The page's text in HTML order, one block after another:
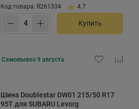
Код товара: R261334
4.7
Купить
Самовывоз 9 августа
Шина Doublestar DW01 215/50 R17
95T для SUBARU Levorg